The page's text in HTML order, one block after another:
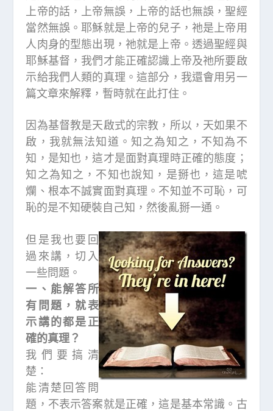
上帝的話，上帝無誤，上帝的話也無誤，聖經
當然無誤。耶穌就是上帝的兒子，祂是上帝用
人肉身的型態出現，祂就是上帝。透過聖經與
耶穌基督，我們才能正確認識上帝及祂所要啟
示給我們人類的真理。這部分，我還會用另一
篇文章來解釋，暫時就在此打住。
因為基督教是天啟式的宗教，所以，天如果不
啟，我就無法知道。知之為知之，不知為不
知，是知也，這才是面對真理時正確的態度；
知之為知之，不知也說知，是掰也，這是唬
爛、根本不誠實面對真理。不知並不可恥，可
恥的是不知硬裝自己知，然後亂掰一通。
但是我也要回
過來講，切入
一些問題。
一、能解答所
有問題，就表
示講的都是正
確的真理？
我們要搞清
楚：
能清楚回答問
題，不表示答案就是正確，這是基本常識。古